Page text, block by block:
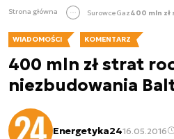
Strona główna SurowceGaz
WIADOMOŚCI KOMENTARZ
400 mln zł strat
niezbudowania
Energetyka2416.05.2016